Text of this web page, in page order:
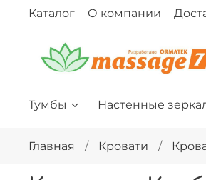
Каталог О компании
Тумбы Настенные
Главная Кровати